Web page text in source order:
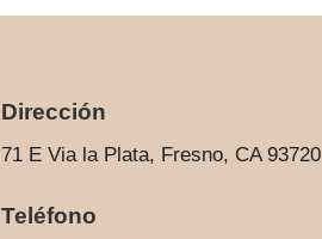
Dirección
71 E Via la Plata, Fresno, CA 93720
Teléfono